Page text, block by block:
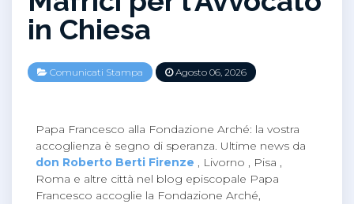
in Chiesa
Comunicati Stampa Agosto 06, 2026
Papa Francesco alla Fondazione Arché: la vostra
accoglienza è segno di speranza. Ultime news da
don Roberto Berti Firenze , Livorno , Pisa ,
Roma e altre città nel blog episcopale Papa
Francesco accoglie la Fondazione Arché,